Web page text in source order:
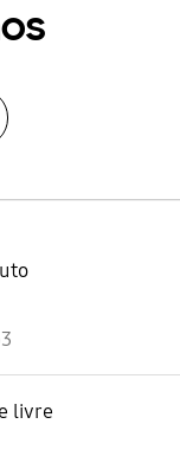
livre